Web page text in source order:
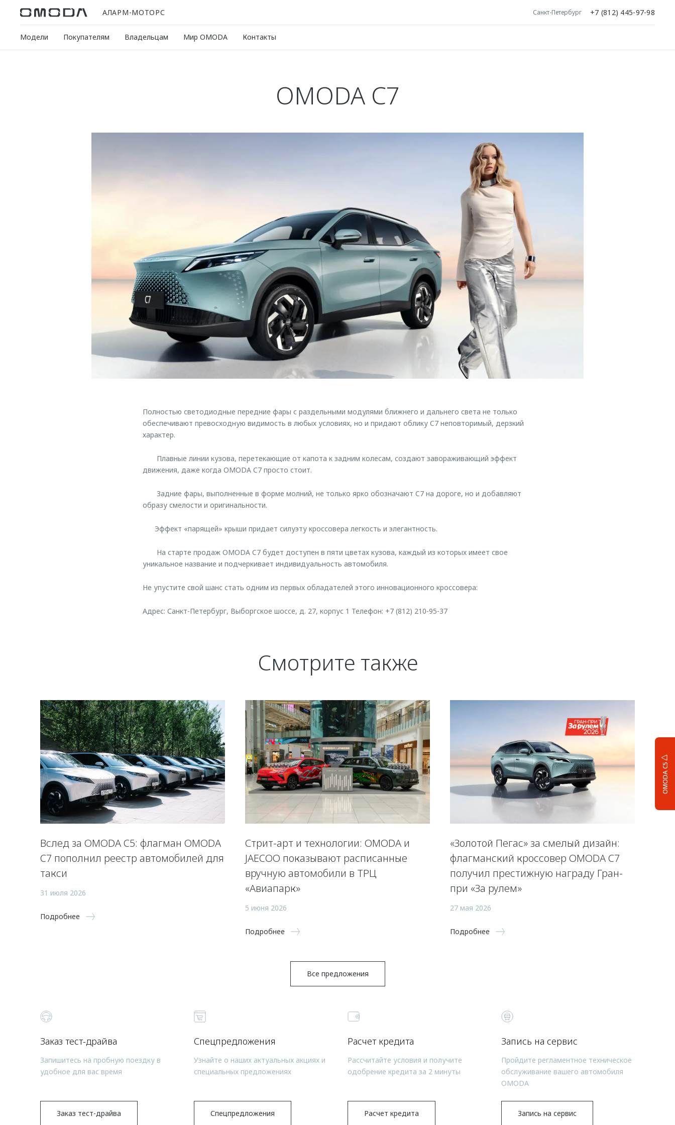
АЛАРМ-МОТОРС Санкт-Петербург +7 (812) 445-97-98
Модели Покупателям Владельцам Мир OMODA Контакты
OMODA C5
OMODA C7
Полностью светодиодные передние фары с раздельными модулями ближнего и дальнего света не только
обеспечивают превосходную видимость в любых условиях, но и придают облику C7 неповторимый, дерзкий
характер.
Плавные линии кузова, перетекающие от капота к задним колесам, создают завораживающий эффект
движения, даже когда OMODA C7 просто стоит.
Задние фары, выполненные в форме молний, не только ярко обозначают C7 на дороге, но и добавляют
образу смелости и оригинальности.
Эффект «парящей» крыши придает силуэту кроссовера легкость и элегантность.
На старте продаж OMODA C7 будет доступен в пяти цветах кузова, каждый из которых имеет свое
уникальное название и подчеркивает индивидуальность автомобиля.
Не упустите свой шанс стать одним из первых обладателей этого инновационного кроссовера:
Адрес: Санкт-Петербург, Выборгское шоссе, д. 27, корпус 1 Телефон: +7 (812) 210-95-37
Смотрите также
Вслед за OMODA C5: флагман OMODA
C7 пополнил реестр автомобилей для
такси
31 июля 2026
Подробнее
Стрит-арт и технологии: OMODA и
JAECOO показывают расписанные
вручную автомобили в ТРЦ
«Авиапарк»
5 июня 2026
Подробнее
«Золотой Пегас» за смелый дизайн:
флагманский кроссовер OMODA C7
получил престижную награду Гран-
при «За рулем»
27 мая 2026
Подробнее
Все предложения
Заказ тест-драйва
Запишитесь на пробную поездку в
удобное для вас время
Заказ тест-драйва
Спецпредложения
Узнайте о наших актуальных акциях и
специальных предложениях
Спецпредложения
Расчет кредита
Рассчитайте условия и получите
одобрение кредита за 2 минуты
Расчет кредита
Запись на сервис
Пройдите регламентное техническое
обслуживание вашего автомобиля
OMODA
Запись на сервис